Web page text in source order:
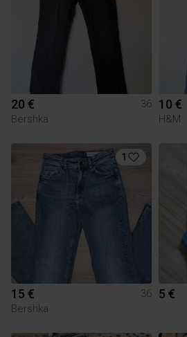
20 €
36
Bershka
10 €
H&M
1
15 €
36
Bershka
5 €